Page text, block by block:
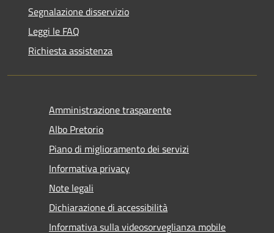
Segnalazione disservizio
Leggi le FAQ
Richiesta assistenza
Amministrazione trasparente
Albo Pretorio
Piano di miglioramento dei servizi
Informativa privacy
Note legali
Dichiarazione di accessibilità
Informativa sulla videosorveglianza mobile